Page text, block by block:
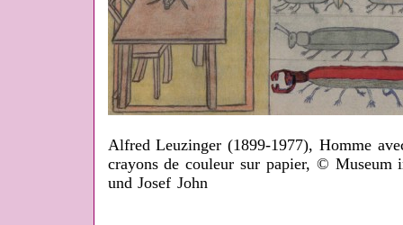
Alfred Leuzinger (1899-1977), Homme
crayons de couleur sur papier, © Museum
und Josef John